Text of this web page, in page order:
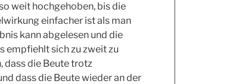
weit hochgehoben, bis die
einfacher ist als man
kann abgelesen und die
empfiehlt sich zu zweit zu
dass die Beute trotz
dass die Beute wieder an der